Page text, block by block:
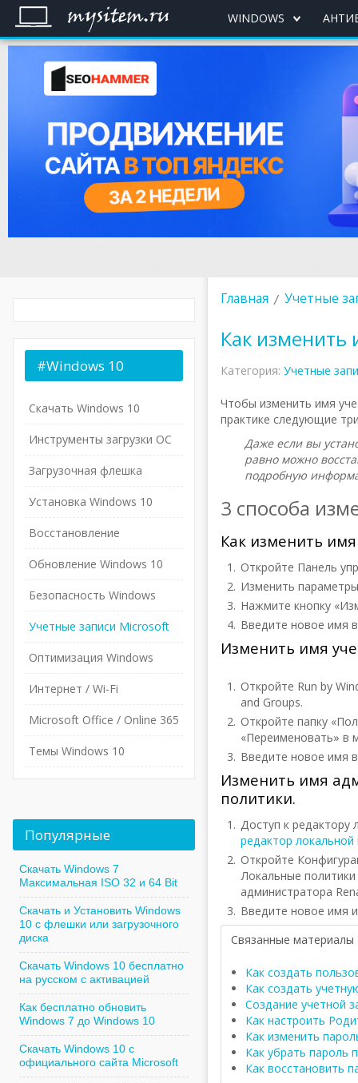
WINDOWS
Главная Учетные
Как изменить
Категория: Учетные
Чтобы изменить имя
практике следующие
Даже если вы
равно можно
подробную
3 способа
Как изменить
Откройте Панель
Изменить
Нажмите кнопку
Введите новое имя
Изменить имя
Откройте Run by
and Groups.
Откройте папку
«Переименовать» в
Введите новое имя
Изменить имя
политики.
Доступ к редактору
редактор локальной
Откройте
Локальные
администратора
Введите новое имя
Связанные материалы
Как создать
Как создать
Создание учетной
Как настроить
Как изменить
Как убрать пароль
Как восстановить
#Windows 10
Скачать Windows 10
Инструменты загрузки ОС
Загрузочная флешка
Установка Windows 10
Восстановление
Обновление Windows 10
Безопасность Windows
Учетные записи Microsoft
Оптимизация Windows
Интернет / Wi-Fi
Microsoft Office / Online 365
Темы Windows 10
Популярные
Скачать Windows 7
Максимальная ISO 32 и 64 Bit
Скачать и Установить Windows
10 с флешки или загрузочного
диска
Скачать Windows 10 бесплатно
на русском с активацией
Как бесплатно обновить
Windows 7 до Windows 10
Скачать Windows 10 с
официального сайта Microsoft